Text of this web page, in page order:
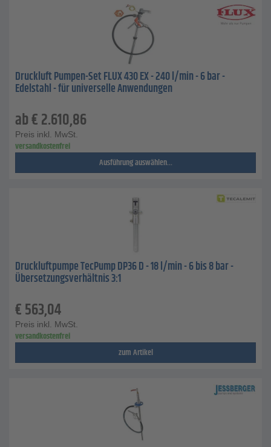
Druckluft Pumpen-Set FLUX 430 EX - 240 l/min - 6 bar -
Edelstahl - für universelle Anwendungen
ab€2.610,86
Preis inkl. MwSt.
versandkostenfrei
Ausführung auswählen...
Druckluftpumpe TecPump DP36 D - 18 l/min - 6 bis 8 bar -
Übersetzungsverhältnis 3:1
€563,04
Preis inkl. MwSt.
versandkostenfrei
zum Artikel